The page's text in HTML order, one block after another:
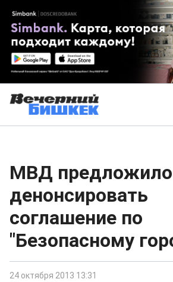
МВД предложило
денонсировать
соглашение по
"Безопасному
24 октября 2013 13:31